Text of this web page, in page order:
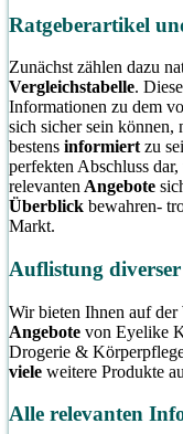
Ratgeberartikel
Zunächst zählen dazu
Vergleichstabelle.
Informationen zu dem
sich sicher sein können,
bestens informiert zu
perfekten Abschluss
relevanten Angebote
Überblick bewahren-
Markt.
Auflistung
Wir bieten Ihnen auf der
Angebote von Eyelike
Drogerie &
viele weitere Produkte
Alle relevanten